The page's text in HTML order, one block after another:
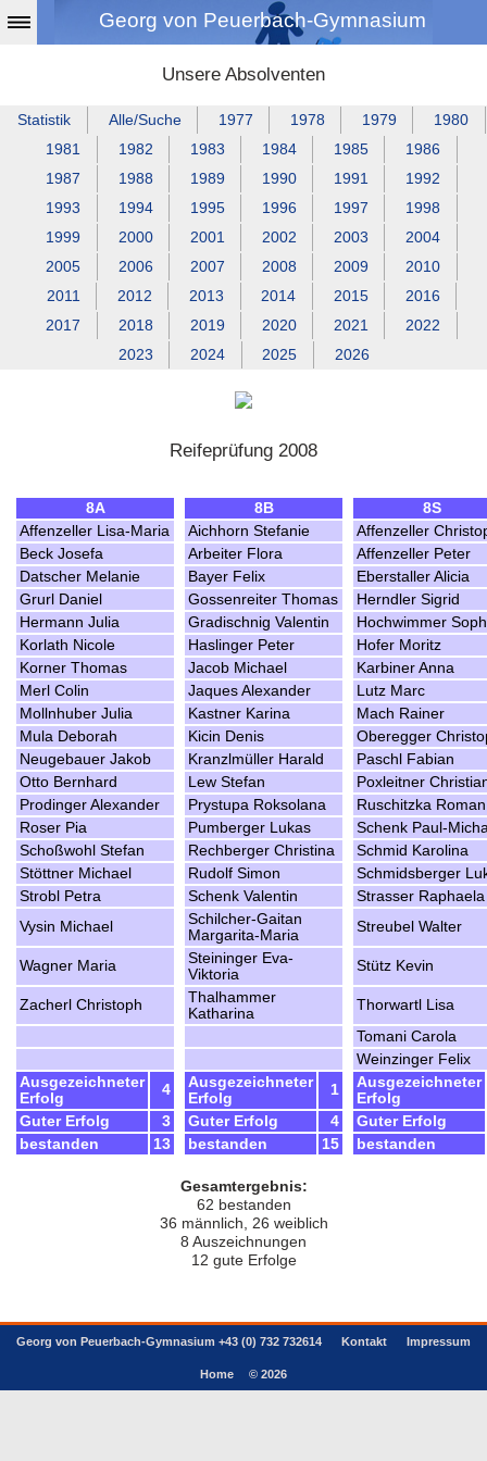
Georg von Peuerbach-Gymnasium
Unsere Absolventen
Statistik Alle/Suche 1977 1978 1979
1980
1981
1982 1983 1984 1985
1986
1987
1988 1989 1990 1991
1992
1993
1994 1995 1996 1997
1998
1999
2000 2001 2002 2003
2004
2005
2006 2007 2008 2009
2010
2011
2012 2013 2014 2015
2016
2017
2018 2019 2020 2021
2022
2023
2024 2025 2026
Reifeprüfung 2008
8A 8B
8S
Affenzeller Lisa-Maria
Aichhorn Stefanie
Affenzeller
Beck Josefa
Arbeiter Flora
Affenzeller Peter
Datscher Melanie
Bayer Felix
Eberstaller Alicia
Grurl Daniel
Gossenreiter Thomas
Herndler Sigrid
Hermann Julia
Gradischnig Valentin
Hochwimmer
Korlath Nicole
Haslinger Peter
Hofer Moritz
Korner Thomas
Jacob Michael
Karbiner Anna
Merl Colin
Jaques Alexander
Lutz Marc
Mollnhuber Julia
Kastner Karina
Mach Rainer
Mula Deborah
Kicin Denis
Oberegger
Neugebauer Jakob
Kranzlmüller Harald
Paschl Fabian
Otto Bernhard
Lew Stefan
Poxleitner
Prodinger Alexander
Prystupa Roksolana
Ruschitzka Roman
Roser Pia
Pumberger Lukas
Schenk Paul-
Schoßwohl Stefan
Rechberger Christina
Schmid Karolina
Stöttner Michael
Rudolf Simon
Schmidsberger
Strobl Petra
Schenk Valentin
Strasser Raphaela
Vysin Michael
Schilcher-Gaitan
Margarita-Maria
Streubel Walter
Wagner Maria
Steininger Eva-
Viktoria
Stütz Kevin
Zacherl Christoph
Thalhammer
Katharina
Thorwartl Lisa
Tomani Carola
Weinzinger Felix
Ausgezeichneter
Erfolg
4
Ausgezeichneter
Erfolg
1
Ausgezeichneter
Erfolg
Guter Erfolg
3 Guter Erfolg 4
Guter Erfolg
bestanden
13 bestanden 15 bestanden
Gesamtergebnis:
62 bestanden
36 männlich, 26 weiblich
8 Auszeichnungen
12 gute Erfolge
Georg von Peuerbach-Gymnasium +43 (0) 732 732614 Kontakt Impressum
Home © 2026